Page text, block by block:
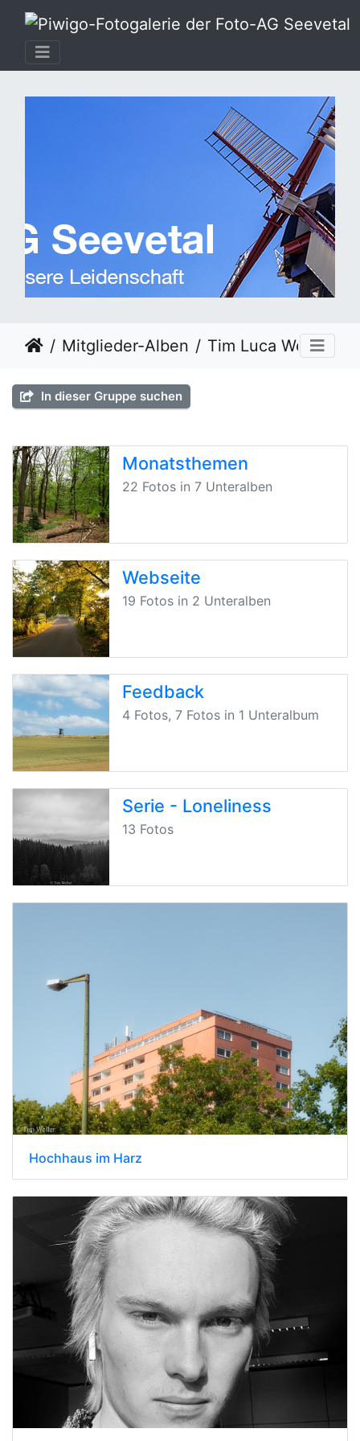
Mitglieder-Alben Tim Luca Weller
In dieser Gruppe suchen
Monatsthemen
22 Fotos in 7 Unteralben
Webseite
19 Fotos in 2 Unteralben
Feedback
4 Fotos, 7 Fotos in 1 Unteralbum
Serie - Loneliness
13 Fotos
Hochhaus im Harz